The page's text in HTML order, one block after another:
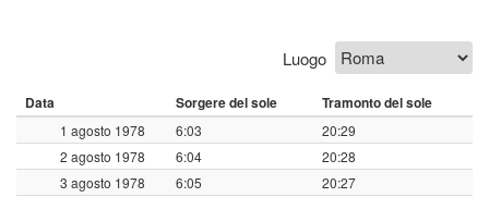
Luogo
Data Sorgere del sole Tramonto del sole
1 agosto 1978 6:03
20:29
2 agosto 1978
6:04
20:28
3 agosto 1978
6:05
20:27